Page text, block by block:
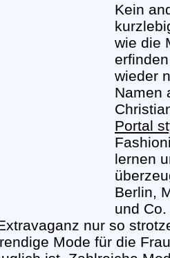
Kein
wie die
wieder
Namen
Portal
lernen
Berlin,
und
nur so
Mode für die